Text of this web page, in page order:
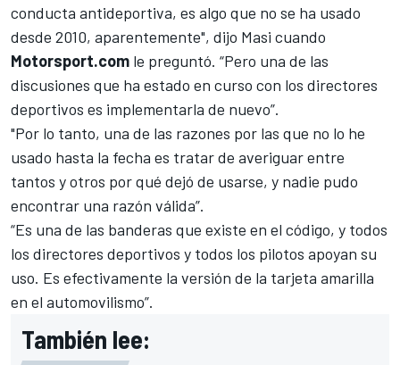
conducta antideportiva, es algo que no se ha usado
desde 2010, aparentemente", dijo Masi cuando
Motorsport.com le preguntó. “Pero una de las
discusiones que ha estado en curso con los directores
deportivos es implementarla de nuevo”.
"Por lo tanto, una de las razones por las que no lo he
usado hasta la fecha es tratar de averiguar entre
tantos y otros por qué dejó de usarse, y nadie pudo
encontrar una razón válida”.
“Es una de las banderas que existe en el código, y todos
los directores deportivos y todos los pilotos apoyan su
uso. Es efectivamente la versión de la tarjeta amarilla
en el automovilismo”.
También lee: